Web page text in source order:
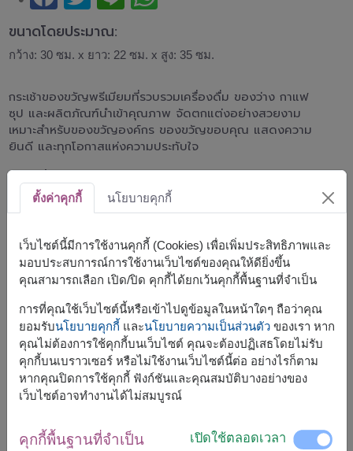
ขนาดโดยประมาณ:
กว้าง: 30 ซม. x ยาว: 22 ซม. x สูง: 35 ซม.
กระเช้าของขวัญพรีเมียมที่รวบรวมเครื่องดื่ม ของว่าง กาแฟ
ซุป และผลิตภัณฑ์นำเข้าคุณภาพ จัดตกแต่งอย่างสวยงาม
เหมาะสำหรับของขวัญองค์กร ของขวัญขอบคุณ แสดงความ
ยินดี และทุกโอกาสแห่งความประทับใจ
ตะกร้านี้ประกอบด้วย
อะเมซิง เกรซ กราโนล่า 250 กรัม
บลูไดมอนด์ อัลมอนด์ 30 กรัม
Bluekoff กาแฟดริป 50 กรัม (10 กรัม x 5 ซอง)
คาร์ส แครกเกอร์ 125 กรัม
Solan De Cabras น้ำแร่ 500 มล.
โคลุสซี่ แครกเกอร์ 250 กรัม
ครัฟ มันทอดอบกรอบ 28 กรัม
Lady Anna ซุปครีม 70 กรัม (35 กรัม x 2 ซอง)
แต่สามารถกำหนดวันได้
ตั้งค่าคุกกี้ นโยบายคุกกี้
เว็บไซต์นี้มีการใช้งานคุกกี้ (Cookies) เพื่อเพิ่มประสิทธิภาพและ
มอบประสบการณ์การใช้งานเว็บไซต์ของคุณให้ดียิ่งขึ้น
คุณสามารถเลือก เปิด/ปิด คุกกี้ได้ยกเว้นคุกกี้พื้นฐานที่จำเป็น
การที่คุณใช้เว็บไซต์นี้หรือเข้าไปดูข้อมูลในหน้าใดๆ ถือว่าคุณ
ยอมรับนโยบายคุกกี้ และนโยบายความเป็นส่วนตัวของเรา หาก
คุณไม่ต้องการใช้คุกกี้บนเว็บไซต์ คุณจะต้องปฏิเสธโดยไม่รับ
คุกกี้บนเบราวเซอร์ หรือไม่ใช้งานเว็บไซต์นี้ต่อ อย่างไรก็ตาม
หากคุณปิดการใช้คุกกี้ ฟังก์ชันและคุณสมบัติบางอย่างของ
เว็บไซต์อาจทำงานได้ไม่สมบูรณ์
คุกกี้พื้นฐานที่จำเป็น เปิดใช้ตลอดเวลา